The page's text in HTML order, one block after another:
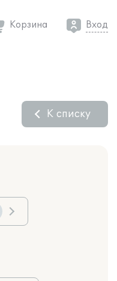
Корзина Вход
К списку